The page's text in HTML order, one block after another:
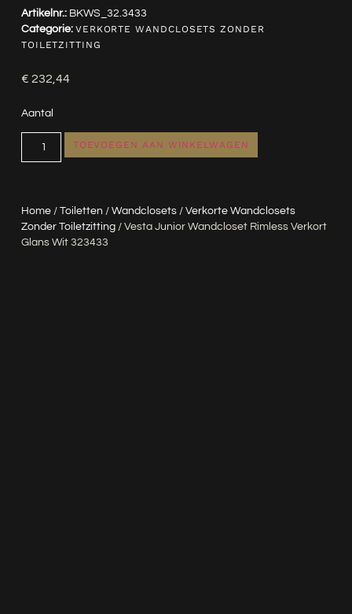
Home/ Toiletten / Wandclosets/ Verkorte Wandclosets
Zonder Toiletzitting/ Vesta Junior Wandcloset Rimless Verkort
Glans Wit 323433
Artikelnr.: BKWS_32.3433
Categorie: VERKORTE WANDCLOSETS ZONDER
TOILETZITTING
€ 232,44
Aantal
TOEVOEGEN AAN WINKELWAGEN